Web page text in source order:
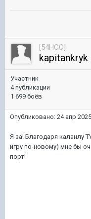
[54HCO]
kapitankryk
Участник
4 публикации
1 699 боёв
Опубликовано: 24 апр
Я за! Благодаря каланлу
игру по-новому) мне бы
порт!